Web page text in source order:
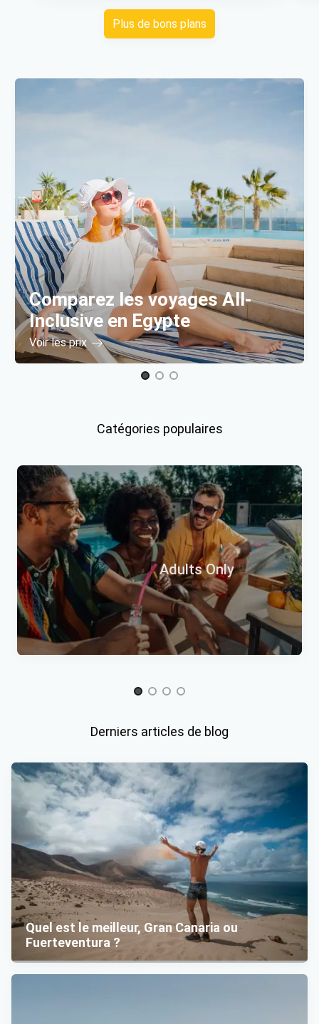
Plus de bons plans
Comparez les voyages All-
Inclusive en Egypte
Voir les prix
Catégories populaires
Adults Only
Derniers articles de blog
Quel est le meilleur, Gran Canaria ou
Fuerteventura ?